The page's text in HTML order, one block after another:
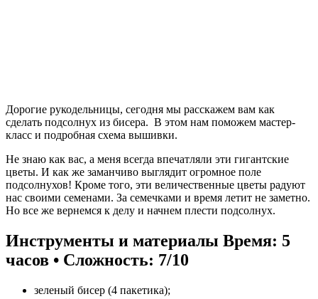
Дорогие рукодельницы, сегодня мы расскажем вам как
сделать подсолнух из бисера. В этом нам поможем мастер-
класс и подробная схема вышивки.
Не знаю как вас, а меня всегда впечатляли эти гигантские
цветы. И как же заманчиво выглядит огромное поле
подсолнухов! Кроме того, эти величественные цветы радуют
нас своими семенами. За семечками и время летит не заметно.
Но все же вернемся к делу и начнем плести подсолнух.
Инструменты и материалы Время: 5
часов • Сложность: 7/10
зеленый бисер (4 пакетика);